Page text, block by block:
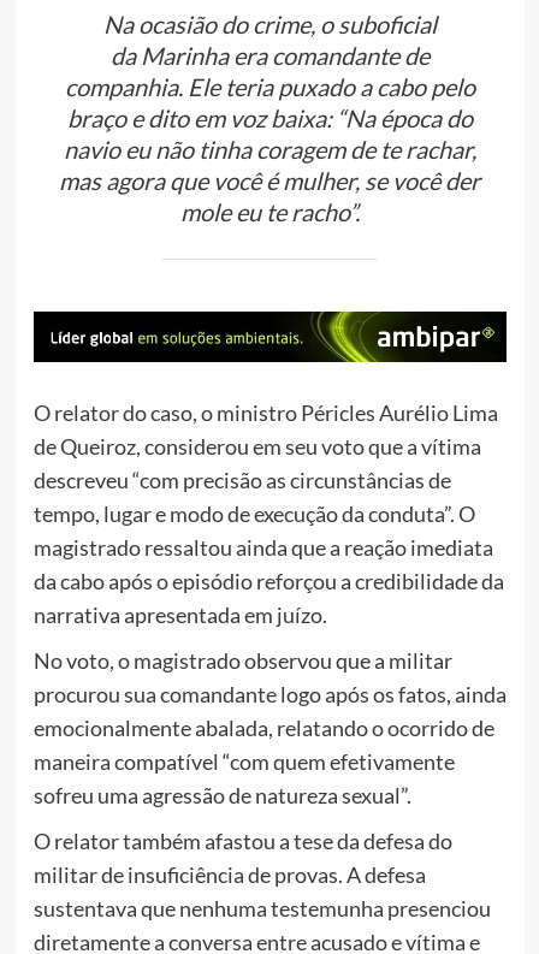
Na ocasião do crime, o suboficial
da Marinha era comandante de
companhia. Ele teria puxado a cabo pelo
braço e dito em voz baixa: “Na época do
navio eu não tinha coragem de te rachar,
mas agora que você é mulher, se você der
mole eu te racho”.
O relator do caso, o ministro Péricles Aurélio Lima
de Queiroz, considerou em seu voto que a vítima
descreveu “com precisão as circunstâncias de
tempo, lugar e modo de execução da conduta”. O
magistrado ressaltou ainda que a reação imediata
da cabo após o episódio reforçou a credibilidade da
narrativa apresentada em juízo.
No voto, o magistrado observou que a militar
procurou sua comandante logo após os fatos, ainda
emocionalmente abalada, relatando o ocorrido de
maneira compatível “com quem efetivamente
sofreu uma agressão de natureza sexual”.
O relator também afastou a tese da defesa do
militar de insuficiência de provas. A defesa
sustentava que nenhuma testemunha presenciou
diretamente a conversa entre acusado e vítima e